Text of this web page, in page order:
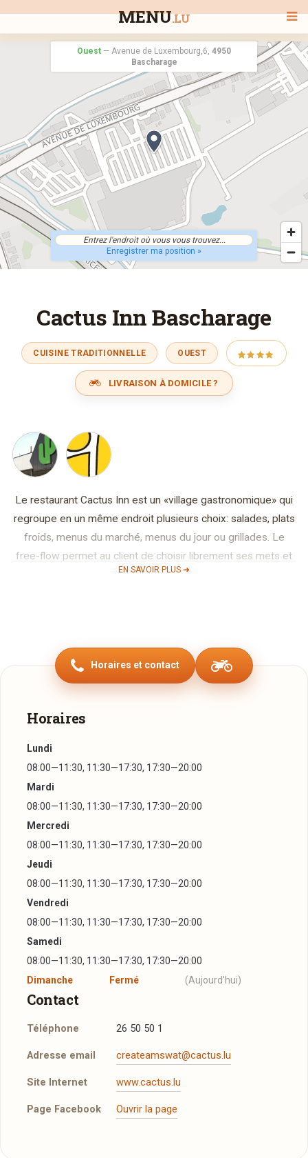
MENU.LU
BIENVENUE
TOUS LES RESTAURANTS
RECHERCHER UN RESTAURANT
Ouest — Avenue de Luxembourg,6, 4950
Bascharage
Enregistrer ma position »
Cactus Inn Bascharage
CUISINE TRADITIONNELLE OUEST
LIVRAISON À DOMICILE ?
EN SAVOIR PLUS ➜
Le restaurant Cactus Inn est un «village gastronomique» qui
regroupe en un même endroit plusieurs choix: salades, plats
froids, menus du marché, menus du jour ou grillades. Le
free-flow permet au client de choisir librement ses mets et
boissons.
En venant de Esch/Alzette, prendre l'autoroute A13
direction Ehlerange-Petange, sortir à Bascharage, dans le
rond point Biff, prendre la première à droite.
En venant de France à partir du PED, suivre la direction
En venant d'Athus, suivre la direction Petange sur A13, sortie
Horaires et contact
Horaires
Lundi
08:00—11:30, 11:30—17:30, 17:30—20:00
Mardi
08:00—11:30, 11:30—17:30, 17:30—20:00
Mercredi
08:00—11:30, 11:30—17:30, 17:30—20:00
Jeudi
08:00—11:30, 11:30—17:30, 17:30—20:00
Vendredi
08:00—11:30, 11:30—17:30, 17:30—20:00
Samedi
08:00—11:30, 11:30—17:30, 17:30—20:00
Dimanche
Fermé (Aujourd'hui)
Contact
Téléphone 26 50 50 1
Adresse email createamswat@cactus.lu
Site Internet www.cactus.lu
Page Facebook Ouvrir la page